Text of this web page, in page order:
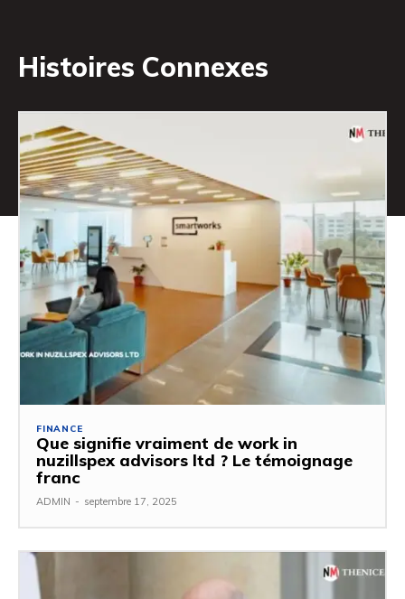
Histoires Connexes
FINANCE
Que signifie vraiment de work in
nuzillspex advisors ltd ? Le témoignage
franc
ADMIN - septembre 17, 2025